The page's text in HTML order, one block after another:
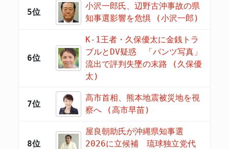
5位
小沢一郎氏、辺野古沖事故の県
知事選影響を危惧 (小沢一郎)
6位
K-1王者・久保優太に金銭トラ
ブルとDV疑惑 「パンツ写真」
流出で評判失墜の末路 (久保優
太)
7位
高市首相、熊本地震被災地を視
察へ (高市早苗)
8位
屋良朝助氏が沖縄県知事選
2026に立候補 琉球独立党代